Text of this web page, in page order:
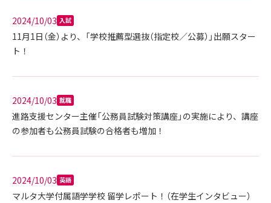
2024/10/03 入試
11月1日（金）より、「学校推薦型選抜（指定校／公募）」出願スター
ト！
2024/10/03 就職
進路支援センター主催「公務員試験対策講座」の実施により、講座
の参加者も公務員試験の合格者も増加！
2024/10/03 英語
マルタ大学付属語学学校 留学レポート！（在学生インタビュー）